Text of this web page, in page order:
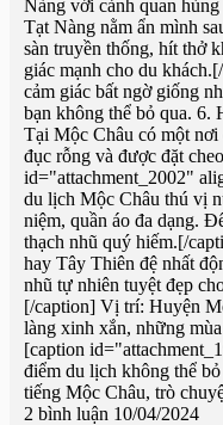
Nàng với cảnh quan
Tạt Nàng nằm ẩn mình
sàn truyền thống, hít thở
giác mạnh cho du
cảm giác bất ngờ giống
bạn không thể bỏ qua.
Tại Mộc Châu có một nơi
đục rỗng và được đặt
id="attachment_2002"
du lịch Mộc Châu thú vị
niệm, quần áo đa dạng.
thạch nhũ quý hiếm.[/
hay Tây Thiên đệ nhất
nhũ tự nhiên tuyệt đẹp
[/caption] Vị trí: Huyện
làng xinh xắn, những
[caption
điểm du lịch không thể
tiếng Mộc Châu, trò
2 bình luận 10/04/2024